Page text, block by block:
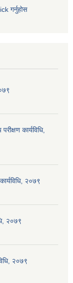
गर्नुहोस
कार्यविधि,
२०७९
२०७९
२०७९